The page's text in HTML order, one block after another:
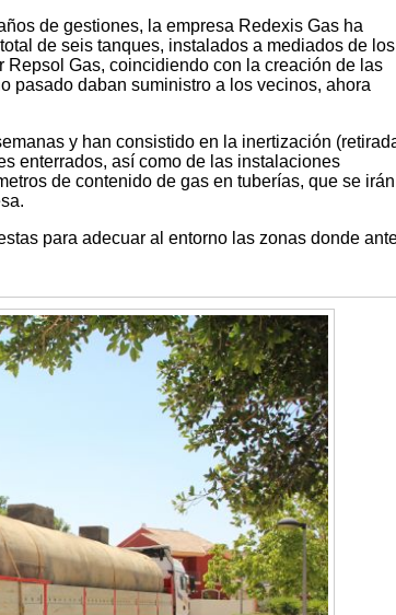
de gestiones, la empresa Redexis Gas ha
de seis tanques, instalados a mediados de los
Repsol Gas, coincidiendo con la creación de las
pasado daban suministro a los vecinos, ahora
y han consistido en la inertización
enterrados, así como de las instalaciones
de contenido de gas en tuberías, que se irán
para adecuar al entorno las zonas donde